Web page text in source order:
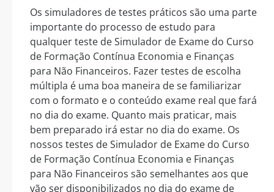
Os simuladores de testes práticos são uma parte
importante do processo de estudo para
qualquer teste de Simulador de Exame do Curso
de Formação Contínua Economia e Finanças
para Não Financeiros. Fazer testes de escolha
múltipla é uma boa maneira de se familiarizar
com o formato e o conteúdo exame real que fará
no dia do exame. Quanto mais praticar, mais
bem preparado irá estar no dia do exame. Os
nossos testes de Simulador de Exame do Curso
de Formação Contínua Economia e Finanças
para Não Financeiros são semelhantes aos que
vão ser disponibilizados no dia do exame de